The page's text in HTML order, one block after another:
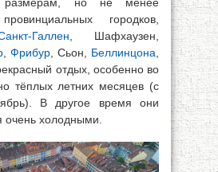
городков,
Галлен , Шафхаузен,
Фрибур , Сьон, Беллинцона
отдых, особенно во
тёплых летних месяцев (с
В другое время они
очень холодными.